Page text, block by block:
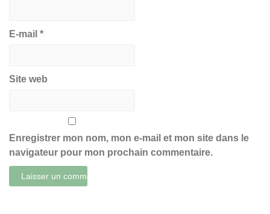
E-mail *
Site web
Enregistrer mon nom, mon e-mail et mon site dans le
navigateur pour mon prochain commentaire.